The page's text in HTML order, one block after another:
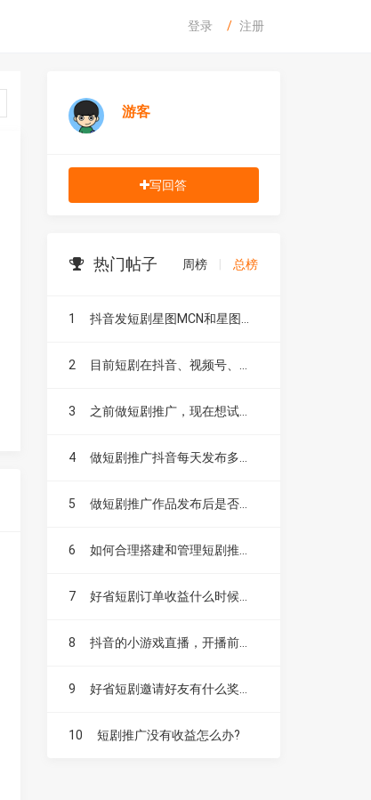
登录 注册
游客
写回答
热门帖子 周榜 总榜
1
2
3 之前做短剧推广，现在想试试漫剧，不知道漫剧好做吗？
4
5 做短剧推广作品发布后是否需要投抖加？
6
7 好省短剧订单收益什么时候结算，如何提现？
8 抖音的小游戏直播，开播前要不要先发视频扩大流量？
9
10 短剧推广没有收益怎么办?